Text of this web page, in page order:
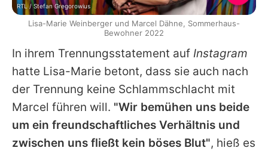
In ihrem Trennungsstatement auf Instagram
hatte Lisa-Marie betont, dass sie auch nach
der Trennung keine Schlammschlacht mit
Marcel führen will. "Wir bemühen uns beide
um ein freundschaftliches Verhältnis und
zwischen uns fließt kein böses Blut", hieß es
RTL / Stefan Gregorowius
Lisa-Marie Weinberger und Marcel Dähne, Sommerhaus-
Bewohner 2022